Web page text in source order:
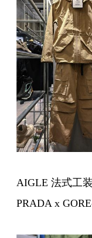
AIGLE 法式工
PRADA x